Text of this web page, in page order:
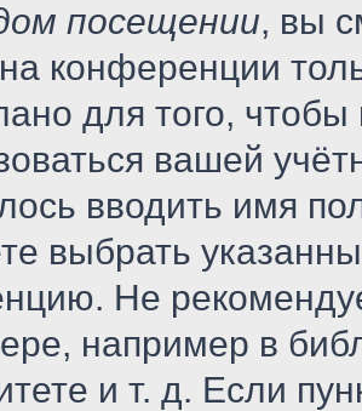
посещении, вы
конференции
для того, чтобы
вашей
вводить имя
выбрать
Не
например в
и т. д. Если